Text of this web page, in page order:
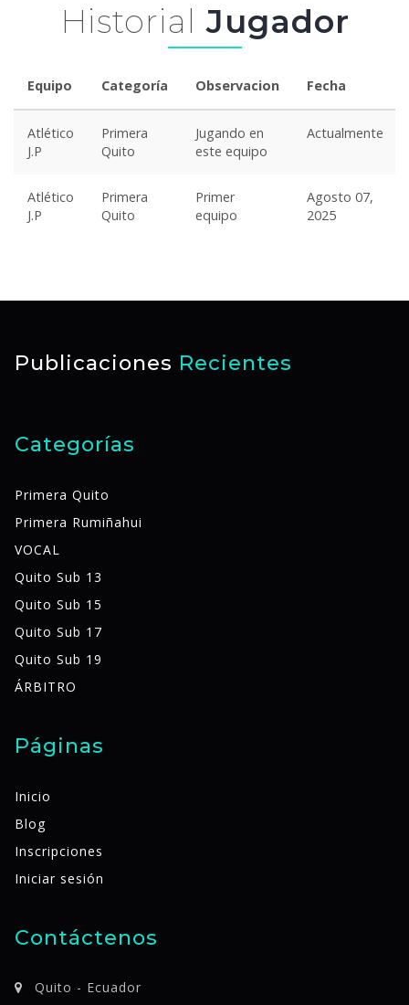
Historial Jugador
Equipo Categoría Observacion Fecha
Atlético
J.P
Primera
Quito
Jugando en
este equipo
Actualmente
Atlético
J.P
Primera
Quito
Primer
equipo
Agosto 07,
2025
Publicaciones Recientes
Categorías
Primera Quito
Primera Rumiñahui
VOCAL
Quito Sub 13
Quito Sub 15
Quito Sub 17
Quito Sub 19
ÁRBITRO
Páginas
Inicio
Blog
Inscripciones
Iniciar sesión
Contáctenos
Quito - Ecuador